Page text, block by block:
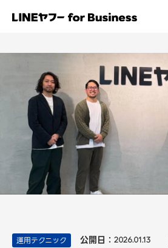
運用テクニック 公開日： 2026.01.13